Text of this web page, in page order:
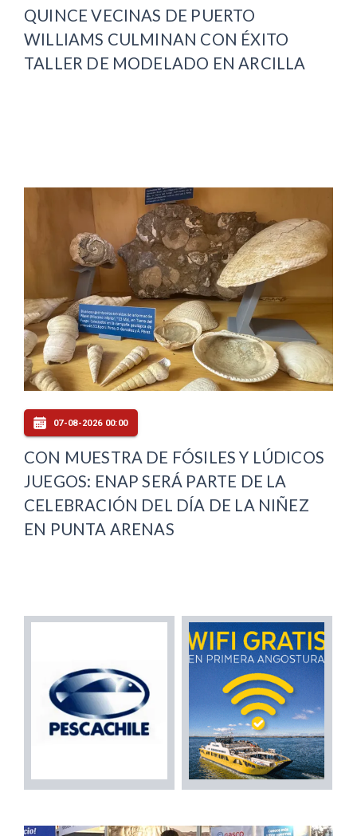
QUINCE VECINAS DE PUERTO
WILLIAMS CULMINAN CON ÉXITO
TALLER DE MODELADO EN ARCILLA
07-08-2026 00:00
CON MUESTRA DE FÓSILES Y LÚDICOS
JUEGOS: ENAP SERÁ PARTE DE LA
CELEBRACIÓN DEL DÍA DE LA NIÑEZ
EN PUNTA ARENAS